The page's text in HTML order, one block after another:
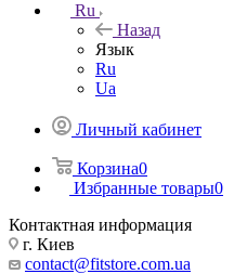
Ru
Назад
Язык
Ru
Ua
Личный кабинет
Корзина0
Избранные товары0
Контактная информация
г. Киев
contact@fitstore.com.ua